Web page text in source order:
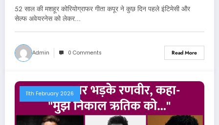
52 साल की मशहूर कोरियोग्राफर गीता कपूर ने कुछ दिन पहले इंटिमेसी और
सेल्फ अवेयरनेस को लेकर…
Admin 0 Comments Read More
11th February 2026